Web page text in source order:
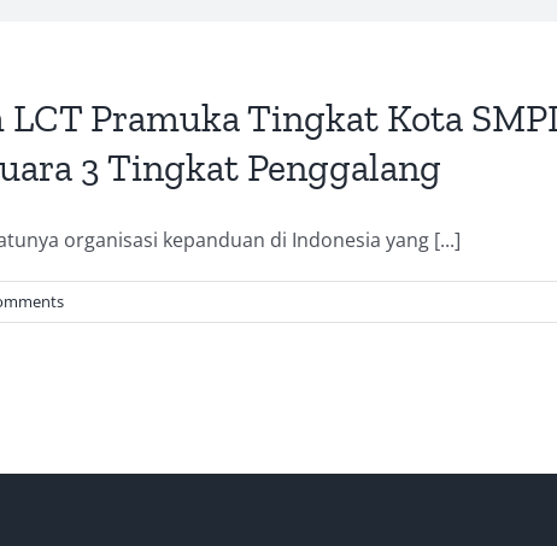
Pramuka Tingkat Kota
3 Tingkat Penggalang
organisasi kepanduan di Indonesia yang [...]